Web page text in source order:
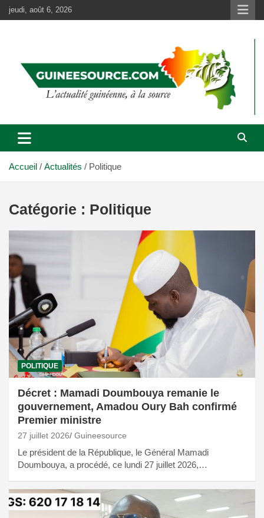
Aller
au
jeudi, août 6, 2026
Accueil Actualités Politique
Catégorie : Politique
POLITIQUE
Décret : Mamadi Doumbouya remanie le
gouvernement, Amadou Oury Bah confirmé
Premier ministre
27 juillet 2026 Guineesource
Le président de la République, le Général Mamadi
Doumbouya, a procédé, ce lundi 27 juillet 2026,…